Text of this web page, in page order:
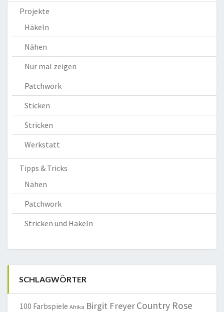
Projekte
Häkeln
Nähen
Nur mal zeigen
Patchwork
Sticken
Stricken
Werkstatt
Tipps & Tricks
Nähen
Patchwork
Stricken und Häkeln
SCHLAGWÖRTER
100 Farbspiele Afrika Birgit FreyerCountry Rose